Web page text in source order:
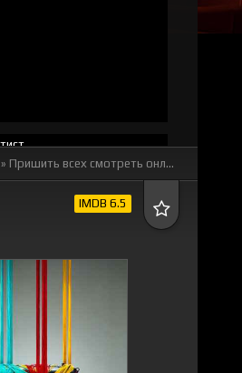
» Пришить всех смотреть онлайн бесплатно
IMDB 6.5